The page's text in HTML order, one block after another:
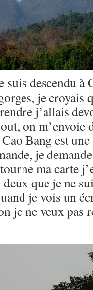
descendu à
je croyais
j’allais
on m’envoie
Bang est
je
ma carte
que je ne
je vois un
je ne veux pas